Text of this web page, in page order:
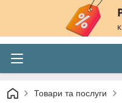
Товари та послуги